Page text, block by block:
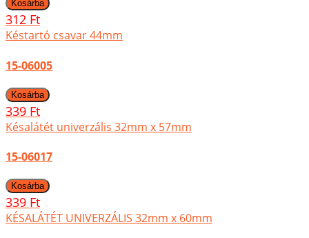
312 Ft
Késtartó csavar 44mm
15-06005
339 Ft
Késalátét univerzális 32mm x 57mm
15-06017
339 Ft
KÉSALÁTÉT UNIVERZÁLIS 32mm x 60mm